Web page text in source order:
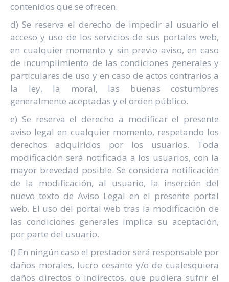
contenidos que se ofrecen.
d) Se reserva el derecho de impedir al usuario el
acceso y uso de los servicios de sus portales web,
en cualquier momento y sin previo aviso, en caso
de incumplimiento de las condiciones generales y
particulares de uso y en caso de actos contrarios a
la ley, la moral, las buenas costumbres
generalmente aceptadas y el orden público.
e) Se reserva el derecho a modificar el presente
aviso legal en cualquier momento, respetando los
derechos adquiridos por los usuarios. Toda
modificación será notificada a los usuarios, con la
mayor brevedad posible. Se considera notificación
de la modificación, al usuario, la inserción del
nuevo texto de Aviso Legal en el presente portal
web. El uso del portal web tras la modificación de
las condiciones generales implica su aceptación,
por parte del usuario.
f) En ningún caso el prestador será responsable por
daños morales, lucro cesante y/o de cualesquiera
daños directos o indirectos, que pudiera sufrir el